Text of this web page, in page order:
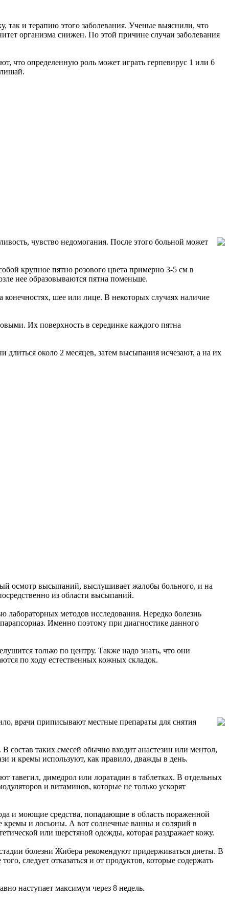
так и терапию этого заболевания. Ученые выяснили, что
организма снижен. По этой причине случаи заболевания
что определенную роль может играть герпевирус 1 или 6
чувство недомогания. После этого больной может
крупное пятно розового цвета примерно 3-5 см в
нее образовываются пятна поменьше.
шее или лице. В некоторых случаях наличие
Их поверхность в серединке каждого пятна
около 2 месяцев, затем высыпания исчезают, а на их
осмотр высыпаний, выслушивает жалобы больного, и на
из области высыпаний.
лабораторных методов исследования. Нередко болезнь
Именно поэтому при диагностике данного
только по центру. Также надо знать, что они
по ходу естественных кожных складок.
врачи приписывают местные препараты для снятия
таких смесей обычно входит анастезин или ментол,
и кремы используют, как правило, дважды в день.
тавегил, димедрол или лоратадин в таблетках. В отдельных
и витаминов, которые не только ускорят
и моющие средства, попадающие в область пораженной
кремы и лосьоны. А вот солнечные ванны и солярий в
или шерстяной одежды, которая раздражает кожу.
болезни Жибера рекомендуют придерживаться диеты. В
следует отказаться и от продуктов, которые содержать
наступает максимум через 8 недель.